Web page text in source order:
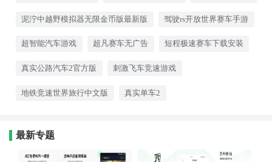
快快下载吧！
泥泞中越野模拟器无限金币版最新版 驾驶rs开放世界赛车手游
超智能汽车游戏 超凡赛车无广告 短程极速赛车下载安装
真实公路汽车2官方版 刺激飞车竞速游戏
地铁竞速世界旅行中文版 真实单车2
最新专题